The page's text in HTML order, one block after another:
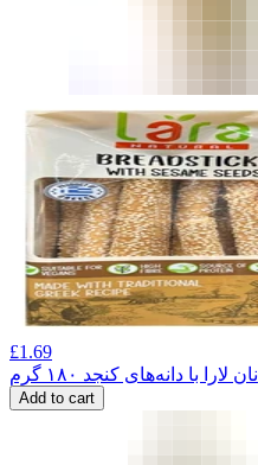
£1.69
نان لارا با دانه‌های کنجد ۱۸۰ گرم
Add to cart